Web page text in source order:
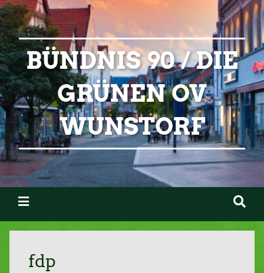
BÜNDNIS 90 / DIE
GRÜNEN OV
WUNSTORF
fdp